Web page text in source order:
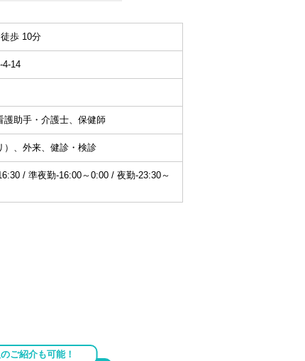
歩 10分
4-14
護助手・介護士、保健師
）、外来、健診・検診
/ 準夜勤-16:00～0:00 / 夜勤-23:30～
ご紹介も可能！